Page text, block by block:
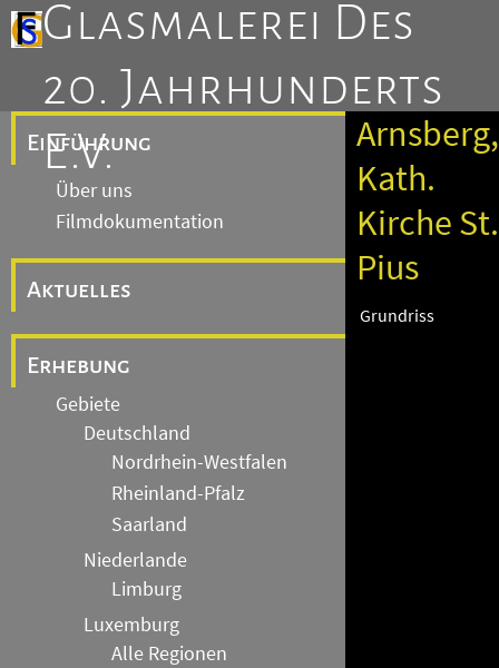
Glasmalerei Des
20. Jahrhunderts
E.V.
Einführung
Über uns
Filmdokumentation
Aktuelles
Erhebung
Gebiete
Deutschland
Nordrhein-Westfalen
Rheinland-Pfalz
Saarland
Niederlande
Limburg
Luxemburg
Alle Regionen
Arnsberg,
Kath.
Kirche St.
Pius
Grundriss